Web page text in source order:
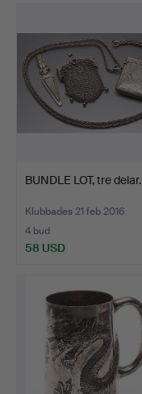
BUNDLE LOT, tre delar.
Klubbades 21 feb 2016
4 bud
58 USD